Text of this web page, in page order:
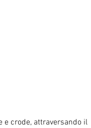
e crode, attraversando il